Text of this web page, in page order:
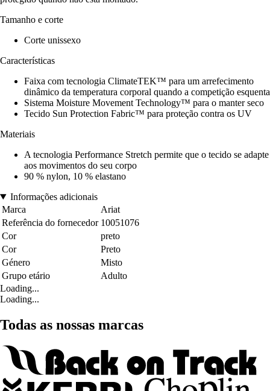
Tamanho e corte
Corte unissexo
Características
Faixa com tecnologia ClimateTEK™ para um arrefecimento
dinâmico da temperatura corporal quando a competição esquenta
Sistema Moisture Movement Technology™ para o manter seco
Tecido Sun Protection Fabric™ para proteção contra os UV
Materiais
A tecnologia Performance Stretch permite que o tecido se adapte
aos movimentos do seu corpo
90 % nylon, 10 % elastano
Informações adicionais
Marca
Ariat
Referência do fornecedor 10051076
Cor
preto
Cor
Preto
Género
Misto
Grupo etário
Adulto
Loading...
Loading...
Todas as nossas marcas